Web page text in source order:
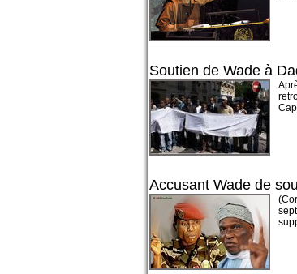
Soutien de Wade à
Accusant Wade de